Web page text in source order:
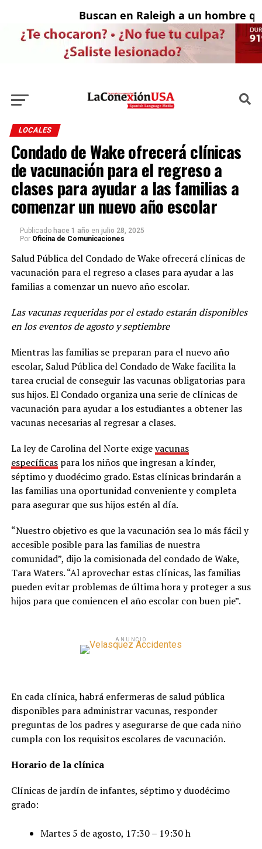
Buscan en Raleigh a un hombre
LOCALES
Condado de Wake ofrecerá clínicas
de vacunación para el regreso a
clases para ayudar a las familias a
comenzar un nuevo año escolar
Publicado hace 1 año en julio 28, 2025
Por Oficina de Comunicaciones
Salud Pública del Condado de Wake ofrecerá clínicas de
vacunación para el regreso a clases para ayudar a las
familias a comenzar un nuevo año escolar.
Las vacunas requeridas por el estado estarán disponibles
en los eventos de agosto y septiembre
Mientras las familias se preparan para el nuevo año
escolar, Salud Pública del Condado de Wake facilita la
tarea crucial de conseguir las vacunas obligatorias para
sus hijos. El Condado organiza una serie de clínicas de
vacunación para ayudar a los estudiantes a obtener las
vacunas necesarias al regresar a clases.
La ley de Carolina del Norte exigevacunas
específicaspara los niños que ingresan a kínder,
séptimo y duodécimo grado. Estas clínicas brindarán a
las familias una oportunidad conveniente y completa
para asegurar que sus hijos estén al día.
“Nuestro objetivo es que la vacunación sea lo más fácil y
accesible posible para las familias de nuestra
comunidad”, dijo la comisionada del condado de Wake,
Tara Waters. “Al aprovechar estas clínicas, las familias
pueden evitar problemas de última hora y proteger a sus
hijos para que comiencen el año escolar con buen pie”.
ANUNCIO
En cada clínica, habrá enfermeras de salud pública
disponibles para administrar vacunas, responder
preguntas de los padres y asegurarse de que cada niño
cumpla con los requisitos escolares de vacunación.
Horario de la clínica
Clínicas de jardín de infantes, séptimo y duodécimo
grado:
Martes 5 de agosto, 17:30 – 19:30 h